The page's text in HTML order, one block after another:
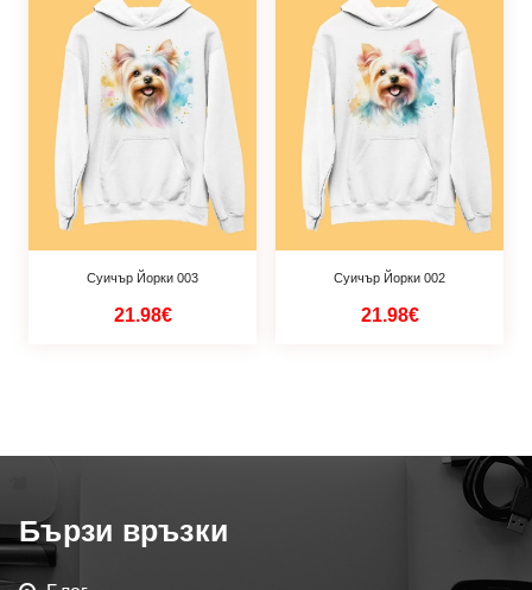
Суичър Йорки 003
21.98€
Суичър Йорки 002
21.98€
Бързи връзки